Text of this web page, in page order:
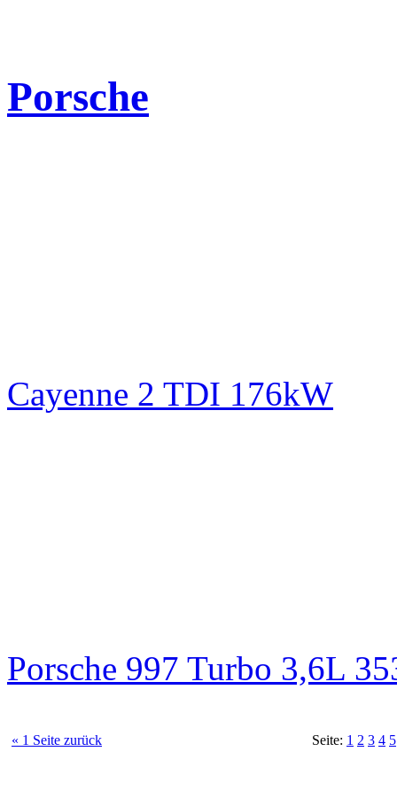
Porsche
Cayenne 2 TDI 176kW
Porsche 997 Turbo 3,6L
« 1 Seite zurück Seite: 1 2 3 4 5